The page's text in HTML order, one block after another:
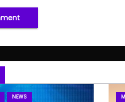
NEWS